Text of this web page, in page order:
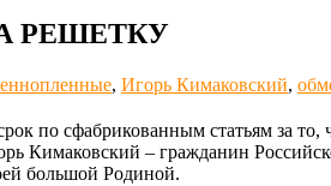
РЕШЕТКУ
, Игорь Кимаковский,
по сфабрикованным статьям за
Кимаковский – гражданин
большой Родиной.